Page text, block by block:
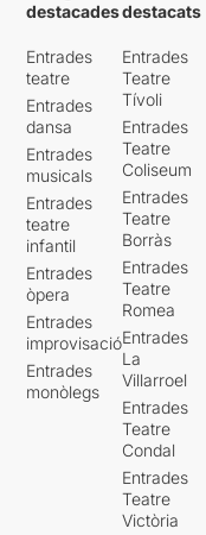
destacades
Entrades
teatre
Entrades
dansa
Entrades
musicals
Entrades
teatre
infantil
Entrades
òpera
Entrades
improvisació
Entrades
monòlegs
destacats
Entrades
Teatre
Tívoli
Entrades
Teatre
Coliseum
Entrades
Teatre
Borràs
Entrades
Teatre
Romea
Entrades
La
Villarroel
Entrades
Teatre
Condal
Entrades
Teatre
Victòria